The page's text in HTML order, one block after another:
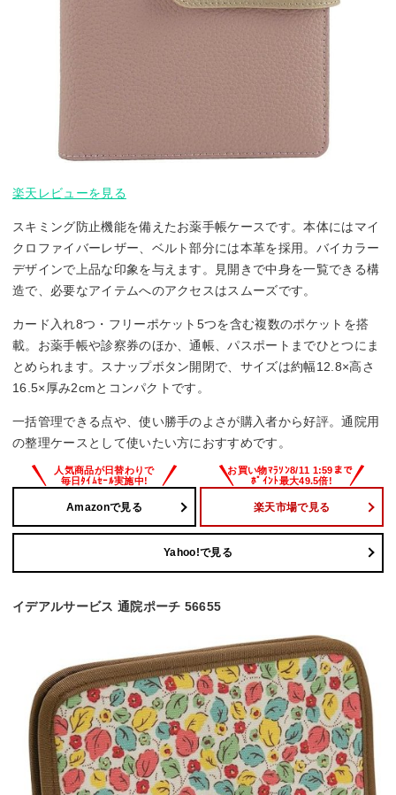
楽天レビューを見る
スキミング防止機能を備えたお薬手帳ケースです。本体にはマイ
クロファイバーレザー、ベルト部分には本革を採用。バイカラー
デザインで上品な印象を与えます。見開きで中身を一覧できる構
造で、必要なアイテムへのアクセスはスムーズです。
カード入れ8つ・フリーポケット5つを含む複数のポケットを搭
載。お薬手帳や診察券のほか、通帳、パスポートまでひとつにま
とめられます。スナップボタン開閉で、サイズは約幅12.8×高さ
16.5×厚み2cmとコンパクトです。
一括管理できる点や、使い勝手のよさが購入者から好評。通院用
の整理ケースとして使いたい方におすすめです。
Amazonで見る 楽天市場で見る
Yahoo!で見る
イデアルサービス 通院ポーチ 56655